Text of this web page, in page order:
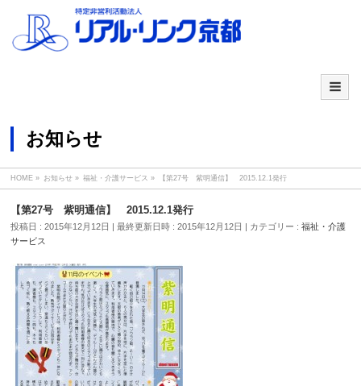
お知らせ
HOME » お知らせ » 福祉・介護サービス » 【第27号 紫明通信】 2015.12.1発行
【第27号 紫明通信】 2015.12.1発行
投稿日 : 2015年12月12日 最終更新日時 : 2015年12月12日 カテゴリー :福祉・介護
サービス